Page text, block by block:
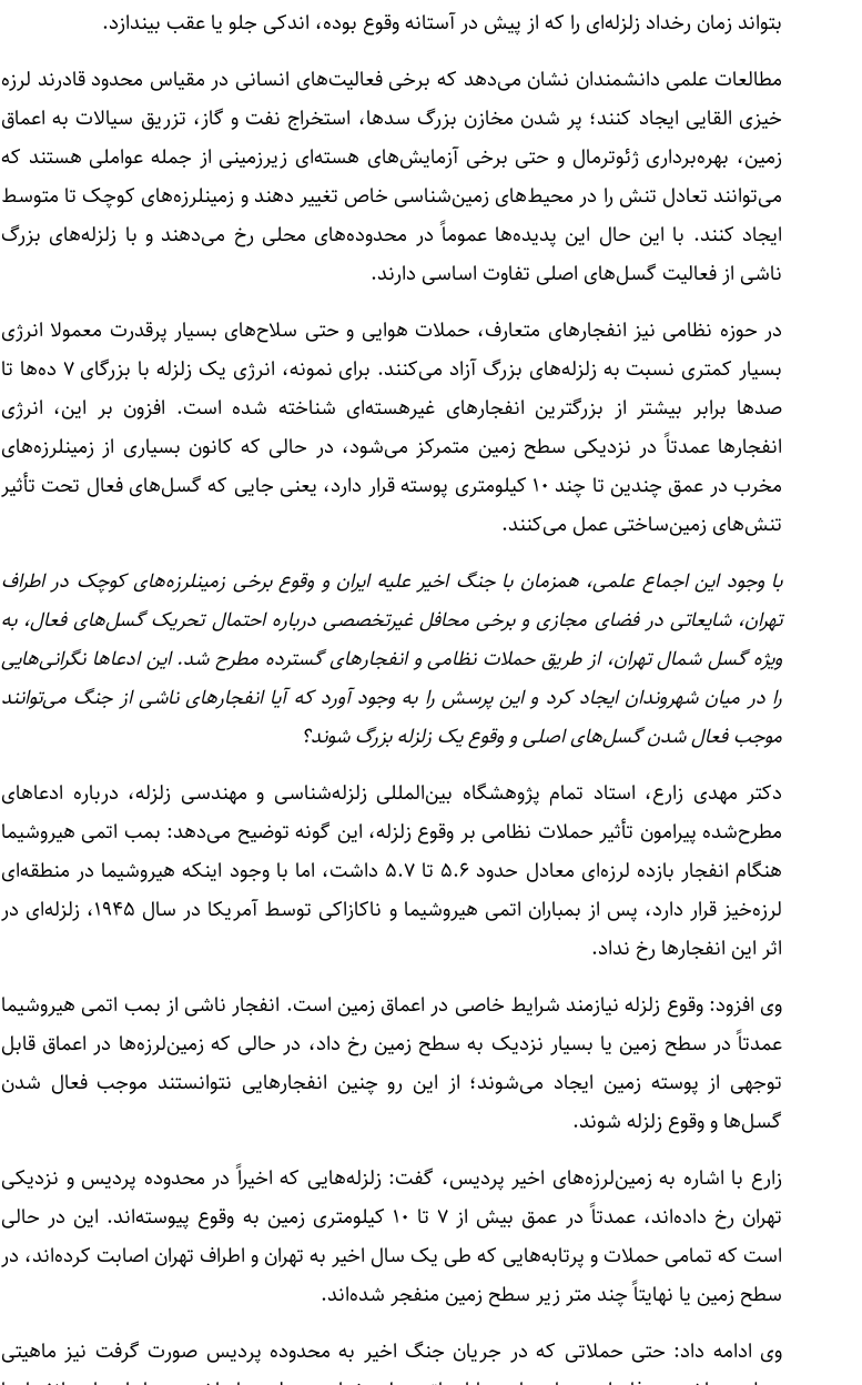
بتواند زمان رخداد زلزله‌ای را که از پیش در آستانه وقوع بوده، اندکی جلو یا عقب بیندازد.
مطالعات علمی دانشمندان نشان می‌دهد که برخی فعالیت‌های انسانی در مقیاس محدود قادرند لرزه‌
خیزی القایی ایجاد کنند؛ پر شدن مخازن بزرگ سدها، استخراج نفت و گاز، تزریق سیالات به اعماق
زمین، بهره‌برداری ژئوترمال و حتی برخی آزمایش‌های هسته‌ای زیرزمینی از جمله عواملی هستند که
می‌توانند تعادل تنش را در محیط‌های زمین‌شناسی خاص تغییر دهند و زمینلرزه‌های کوچک تا متوسط
ایجاد کنند. با این حال این پدیده‌ها عموماً در محدوده‌های محلی رخ می‌دهند و با زلزله‌های بزرگ
ناشی از فعالیت گسل‌های اصلی تفاوت اساسی دارند.
در حوزه نظامی نیز انفجارهای متعارف، حملات هوایی و حتی سلاح‌های بسیار پرقدرت معمولا انرژی
بسیار کمتری نسبت به زلزله‌های بزرگ آزاد می‌کنند. برای نمونه، انرژی یک زلزله با بزرگای ۷ ده‌ها تا
صدها برابر بیشتر از بزرگترین انفجارهای غیرهسته‌ای شناخته ‌شده است. افزون بر این، انرژی
انفجارها عمدتاً در نزدیکی سطح زمین متمرکز می‌شود، در حالی که کانون بسیاری از زمینلرزه‌های
مخرب در عمق چندین تا چند ۱۰ کیلومتری پوسته قرار دارد، یعنی جایی که گسل‌های فعال تحت تأثیر
تنش‌های زمین‌ساختی عمل می‌کنند.
با وجود این اجماع علمی، همزمان با جنگ اخیر علیه ایران و وقوع برخی زمینلرزه‌های کوچک در اطراف
تهران، شایعاتی در فضای مجازی و برخی محافل غیرتخصصی درباره احتمال تحریک گسل‌های فعال، به‌
ویژه گسل شمال تهران، از طریق حملات نظامی و انفجارهای گسترده مطرح شد. این ادعاها نگرانی‌هایی
را در میان شهروندان ایجاد کرد و این پرسش را به وجود آورد که آیا انفجارهای ناشی از جنگ می‌توانند
موجب فعال شدن گسل‌های اصلی و وقوع یک زلزله بزرگ شوند؟
دکتر مهدی زارع، استاد تمام پژوهشگاه بین‌المللی زلزله‌شناسی و مهندسی زلزله، درباره ادعاهای
مطرح‌شده پیرامون تأثیر حملات نظامی بر وقوع زلزله، این گونه توضیح می‌دهد: بمب اتمی هیروشیما
هنگام انفجار بازده لرزه‌ای معادل حدود ۵.۶ تا ۵.۷ داشت، اما با وجود اینکه هیروشیما در منطقه‌ای
لرزه‌خیز قرار دارد، پس از بمباران اتمی هیروشیما و ناکازاکی توسط آمریکا در سال ۱۹۴۵، زلزله‌ای در
اثر این انفجارها رخ نداد.
وی افزود: وقوع زلزله نیازمند شرایط خاصی در اعماق زمین است. انفجار ناشی از بمب اتمی هیروشیما
عمدتاً در سطح زمین یا بسیار نزدیک به سطح زمین رخ داد، در حالی که زمین‌لرزه‌ها در اعماق قابل
توجهی از پوسته زمین ایجاد می‌شوند؛ از این رو چنین انفجارهایی نتوانستند موجب فعال شدن
گسل‌ها و وقوع زلزله شوند.
زارع با اشاره به زمین‌لرزه‌های اخیر پردیس، گفت: زلزله‌هایی که اخیراً در محدوده پردیس و نزدیکی
تهران رخ داده‌اند، عمدتاً در عمق بیش از ۷ تا ۱۰ کیلومتری زمین به وقوع پیوسته‌اند. این در حالی
است که تمامی حملات و پرتابه‌هایی که طی یک سال اخیر به تهران و اطراف تهران اصابت کرده‌اند، در
سطح زمین یا نهایتاً چند متر زیر سطح زمین منفجر شده‌اند.
وی ادامه داد: حتی حملاتی که در جریان جنگ اخیر به محدوده پردیس صورت گرفت نیز ماهیتی